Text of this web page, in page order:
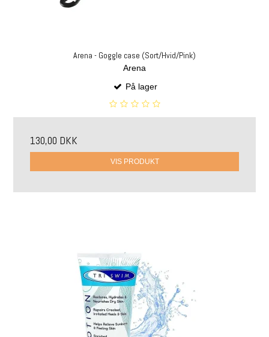
Arena - Goggle case (Sort/Hvid/Pink)
Arena
På lager
130,00 DKK
VIS PRODUKT